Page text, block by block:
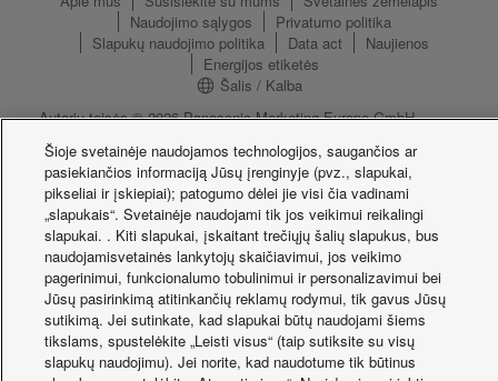
Naudojimo sąlygos
Privatumo politika
Slapukų naudojimo politika
Data act
Naujienos
Energijos etiketės
Šalis / Kalba
Autorių teisės © 2026 Panasonic Marketing Europe GmbH.
Visos teisės saugomos.
Šioje svetainėje naudojamos technologijos, saugančios ar
pasiekiančios informaciją Jūsų įrenginyje (pvz., slapukai,
pikseliai ir įskiepiai); patogumo dėlei jie visi čia vadinami
„slapukais“. Svetainėje naudojami tik jos veikimui reikalingi
slapukai. . Kiti slapukai, įskaitant trečiųjų šalių slapukus, bus
naudojamisvetainės lankytojų skaičiavimui, jos veikimo
pagerinimui, funkcionalumo tobulinimui ir personalizavimui bei
Jūsų pasirinkimą atitinkančių reklamų rodymui, tik gavus Jūsų
sutikimą. Jei sutinkate, kad slapukai būtų naudojami šiems
tikslams, spustelėkite „Leisti visus“ (taip sutiksite su visų
slapukų naudojimu). Jei norite, kad naudotume tik būtinus